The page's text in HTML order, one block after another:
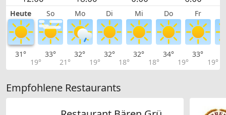
Heute So Mo Di Mi Do Fr
31°
19°
33°
21°
32°
19°
32°
18°
32°
18°
34°
19°
33°
19°
Empfohlene Restaurants